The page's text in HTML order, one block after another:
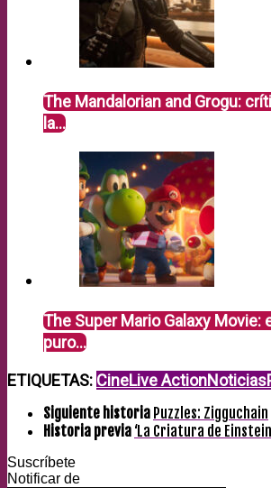
The Mandalorian and Grogu:
la…
The Super Mario Galaxy
puro…
ETIQUETAS: CineLive ActionNoticias
Siguiente historia Puzzles: Zigguchain
Historia previa ‘La Criatura de
Suscríbete
Notificar de